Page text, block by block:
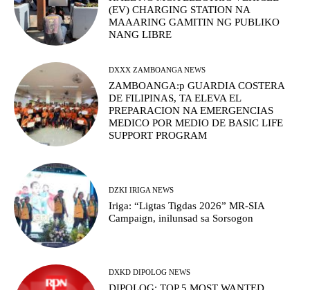
(EV) CHARGING STATION NA
MAAARING GAMITIN NG PUBLIKO
NANG LIBRE
DXXX ZAMBOANGA NEWS
ZAMBOANGA:p GUARDIA COSTERA
DE FILIPINAS, TA ELEVA EL
PREPARACION NA EMERGENCIAS
MEDICO POR MEDIO DE BASIC LIFE
SUPPORT PROGRAM
DZKI IRIGA NEWS
Iriga: “Ligtas Tigdas 2026” MR-SIA
Campaign, inilunsad sa Sorsogon
DXKD DIPOLOG NEWS